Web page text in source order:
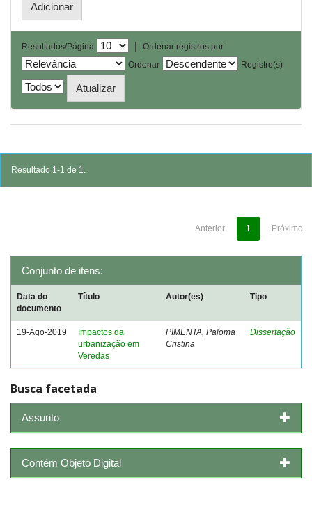
Resultados/Página |
Ordenar registros por
Ordenar
Registro(s)
Resultado 1-1 de 1.
Anterior 1 Próximo
Conjunto de itens:
Data do
documento
Título Autor(es) Tipo
19-Ago-2019
Impactos da
urbanização em
Veredas
PIMENTA, Paloma
Cristina
Dissertação
Busca facetada
Assunto
Contém Objeto Digital